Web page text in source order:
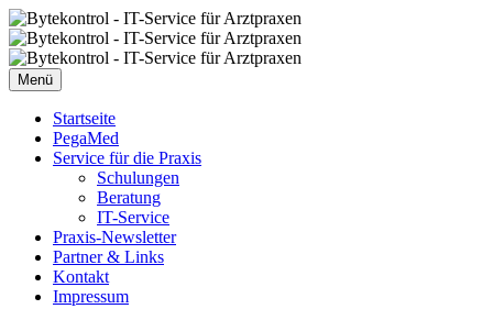
Zum
Inhalt
springen
Menü
Startseite
PegaMed
Service für die Praxis
Schulungen
Beratung
IT-Service
Praxis-Newsletter
Partner & Links
Kontakt
Impressum